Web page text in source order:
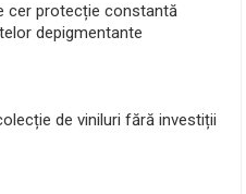
cer protecție constantă
depigmentante
de viniluri fără investiții